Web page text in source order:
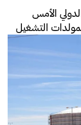
الأمس
التشغيل